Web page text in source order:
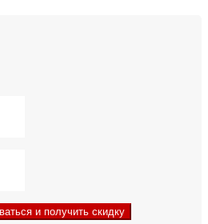
и получить скидку